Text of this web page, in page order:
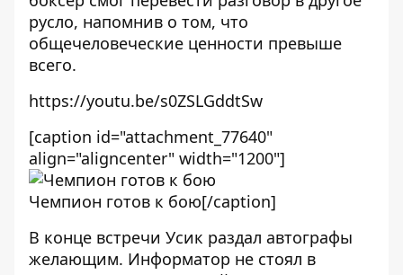
русло, напомнив о том, что
общечеловеческие ценности превыше
всего.
https://youtu.be/s0ZSLGddtSw
[caption id="attachment_77640"
align="aligncenter" width="1200"]
Чемпион готов к бою[/caption]
В конце встречи Усик раздал автографы
желающим. Информатор не стоял в